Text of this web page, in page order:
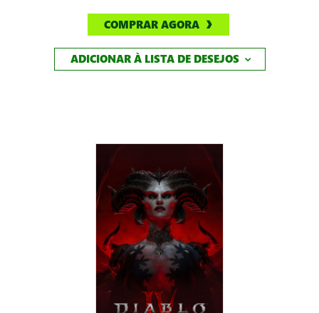
COMPRAR AGORA
ADICIONAR À LISTA DE DESEJOS